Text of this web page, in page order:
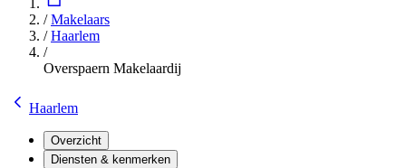
/Makelaars
/Haarlem
/
Overspaern Makelaardij
Haarlem
Overzicht
Diensten & kenmerken